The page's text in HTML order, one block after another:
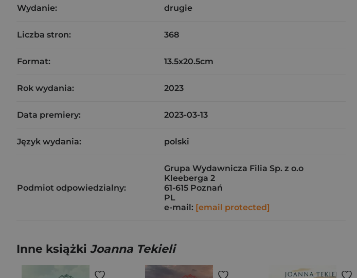
Wydanie: drugie
Liczba stron: 368
Format: 13.5x20.5cm
Rok wydania: 2023
Data premiery: 2023-03-13
Język wydania: polski
Podmiot odpowiedzialny:
Grupa Wydawnicza Filia Sp. z o.o
Kleeberga 2
61-615 Poznań
PL
e-mail: [email protected]
Inne książki Joanna Tekieli